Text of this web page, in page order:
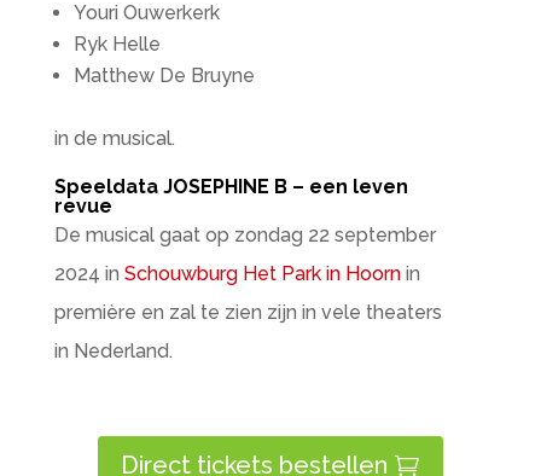
Youri Ouwerkerk
Ryk Helle
Matthew De Bruyne
in de musical.
Speeldata JOSEPHINE B – een leven
revue
De musical gaat op zondag 22 september
2024 in Schouwburg Het Park in Hoornin
première en zal te zien zijn in vele theaters
in Nederland.
Direct tickets bestellen